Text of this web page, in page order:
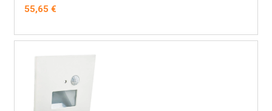
55,65€